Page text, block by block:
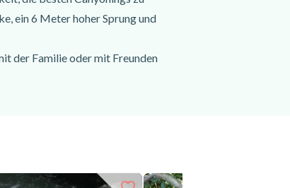
ein 6 Meter hoher Sprung und
der Familie oder mit Freunden